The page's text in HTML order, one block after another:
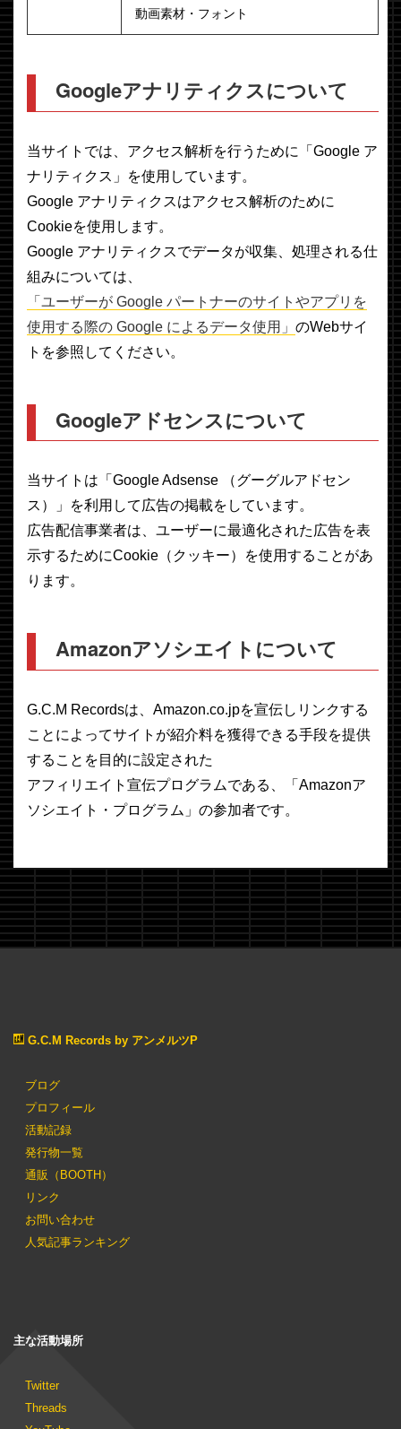
動画素材・フォント
Googleアナリティクスについて
当サイトでは、アクセス解析を行うために「Google ア
ナリティクス」を使用しています。
Google アナリティクスはアクセス解析のために
Cookieを使用します。
Google アナリティクスでデータが収集、処理される仕
組みについては、
「ユーザーが Google パートナーのサイトやアプリを
使用する際の Google によるデータ使用」 のWebサイ
トを参照してください。
Googleアドセンスについて
当サイトは「Google Adsense （グーグルアドセン
ス）」を利用して広告の掲載をしています。
広告配信事業者は、ユーザーに最適化された広告を表
示するためにCookie（クッキー）を使用することがあ
ります。
Amazonアソシエイトについて
G.C.M Recordsは、Amazon.co.jpを宣伝しリンクする
ことによってサイトが紹介料を獲得できる手段を提供
することを目的に設定された
アフィリエイト宣伝プログラムである、「Amazonア
ソシエイト・プログラム」の参加者です。
G.C.M Records by アンメルツP
ブログ
プロフィール
活動記録
発行物一覧
通販（BOOTH）
リンク
お問い合わせ
人気記事ランキング
主な活動場所
Twitter
Threads